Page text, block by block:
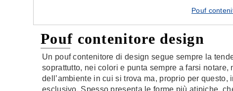
Pouf
Pouf contenitore design
Un pouf contenitore di design segue sempre la
soprattutto, nei colori e punta sempre a farsi
dell’ambiente in cui si trova ma, proprio per
esclusivo. Spesso presenta le forme più atipiche,